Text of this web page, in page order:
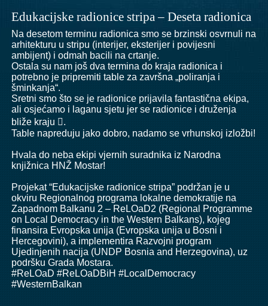
Edukacijske radionice stripa – Deseta radionica
Na desetom terminu radionica smo se brzinski osvrnuli na
arhitekturu u stripu (interijer, eksterijer i povijesni
ambijent) i odmah bacili na crtanje.
Ostala su nam još dva termina do kraja radionica i
potrebno je pripremiti table za završna „poliranja i
šminkanja“.
Sretni smo što se je radionice prijavila fantastična ekipa,
ali osjećamo i laganu sjetu jer se radionice i druženja
bliže kraju .
Table napreduju jako dobro, nadamo se vrhunskoj izložbi!
Hvala do neba ekipi vjernih suradnika iz Narodna
knjižnica HNŽ Mostar!
Projekat “Edukacijske radionice stripa” podržan je u
okviru Regionalnog programa lokalne demokratije na
Zapadnom Balkanu 2 – ReLOaD2 (Regional Programme
on Local Democracy in the Western Balkans), kojeg
finansira Evropska unija (Evropska unija u Bosni i
Hercegovini), a implementira Razvojni program
Ujedinjenih nacija (UNDP Bosnia and Herzegovina), uz
podršku Grada Mostara.
#ReLOaD #ReLOaDBiH #LocalDemocracy
#WesternBalkan